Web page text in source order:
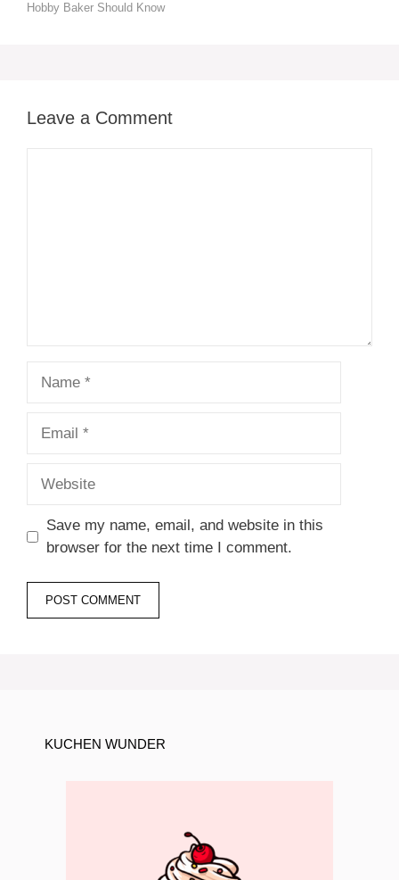
Hobby Baker Should Know
Leave a Comment
Save my name, email, and website in this
browser for the next time I comment.
KUCHEN WUNDER